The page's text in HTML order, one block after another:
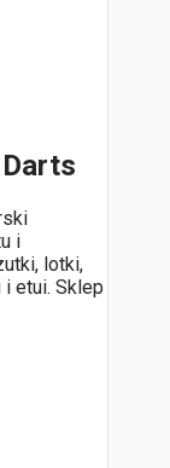
i
lotki,
etui. Sklep